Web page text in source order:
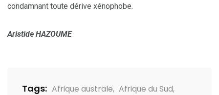
condamnant toute dérive xénophobe.
Aristide HAZOUME
Tags: Afrique australe, Afrique du Sud,